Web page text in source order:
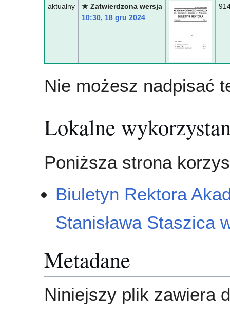
aktualny
★ Zatwierdzona wersja
10:30, 18 gru 2024
Nie możesz nadpisać
Lokalne
Poniższa strona
Biuletyn Rektora
Stanisława Staszica
Metadane
Niniejszy plik zawiera